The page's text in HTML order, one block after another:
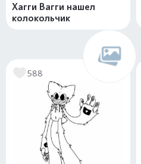
Хагги Вагги нашел
колокольчик
588